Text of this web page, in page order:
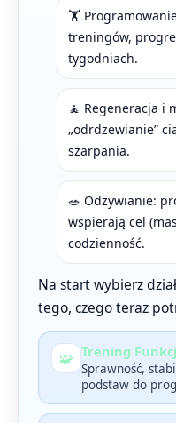
🏋️
treningów,
tygodniach.
🧘 Regeneracja i
„odrdzewianie”
szarpania.
🥗 Odżywianie:
wspierają cel
codzienność.
Na start wybierz
tego, czego teraz
🧩 Trening
Sprawność,
podstaw do